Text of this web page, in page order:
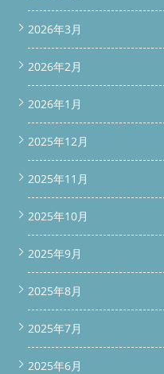
2026年3月
2026年2月
2026年1月
2025年12月
2025年11月
2025年10月
2025年9月
2025年8月
2025年7月
2025年6月